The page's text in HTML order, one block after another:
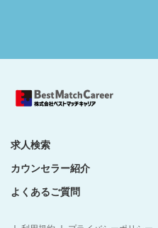
求人検索
カウンセラー紹介
よくあるご質問